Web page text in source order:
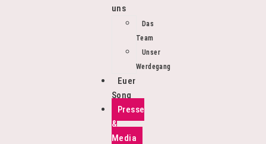
uns
Das
Team
Unser
Werdegang
Euer
Song
Presse
&
Media